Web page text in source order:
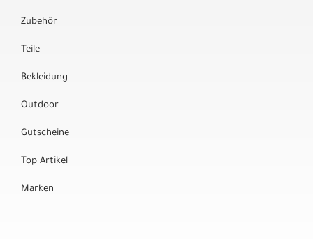
Zubehör
Teile
Bekleidung
Outdoor
Gutscheine
Top Artikel
Marken